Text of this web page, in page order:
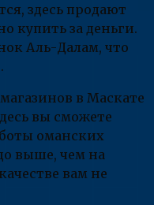
здесь продают
купить за деньги.
Аль-Далам, что
в Маскате
вы сможете
оманских
выше, чем на
вам не